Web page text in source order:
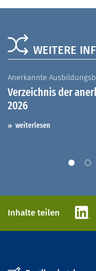
WEITERE
Anerkannte
Verzeichnis der
2026
weiterlesen
Inhalte teilen